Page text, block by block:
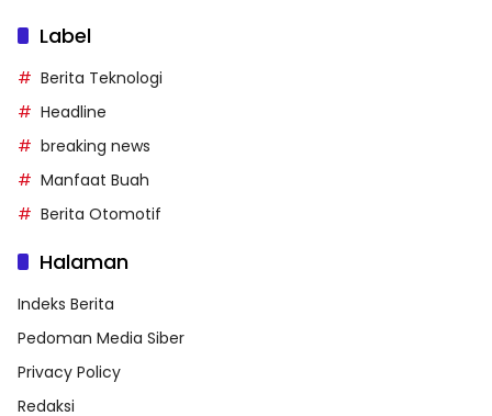
Label
Berita Teknologi
Headline
breaking news
Manfaat Buah
Berita Otomotif
Halaman
Indeks Berita
Pedoman Media Siber
Privacy Policy
Redaksi